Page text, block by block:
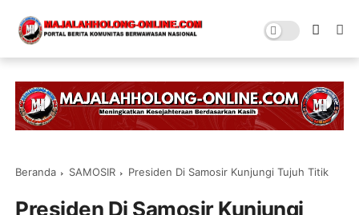
Beranda SAMOSIR Presiden Di Samosir Kunjungi Tujuh Titik
Presiden Di Samosir Kunjungi